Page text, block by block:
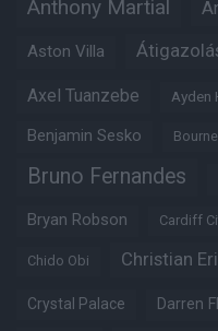
Anthony Martial
Aston Villa
Axel Tuanzebe Ayden
Benjamin Sesko
Bruno Fernandes
Bryan Robson Cardiff
Chido Obi Christian
Crystal Palace Darren